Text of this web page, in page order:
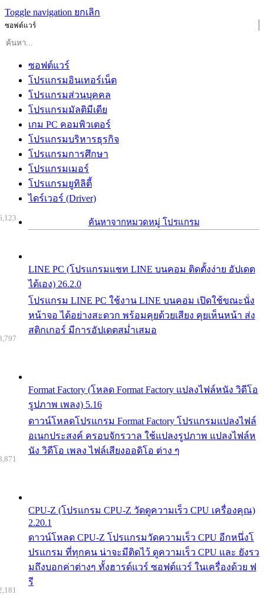
Toggle navigation ยกเลิก
ซอฟต์แวร์
ซอฟต์แวร์
โปรแกรมอินเทอร์เน็ต
โปรแกรมส่วนบุคคล
โปรแกรมมัลติมีเดีย
เกม PC คอมพิวเตอร์
โปรแกรมบริหารธุรกิจ
โปรแกรมการศึกษา
โปรแกรมเมอร์
โปรแกรมยูทิลิตี้
ไดร์เวอร์ (Driver)
ค้นหาจากหมวดหมู่ โปรแกรม
LINE PC (โปรแกรมแชท LINE บนคอม ติดตั้งง่าย อัปเดต
ได้เอง) 26.2.0
โปรแกรม LINE PC ใช้งาน LINE บนคอม เปิดใช้ขณะนั่ง
หน้าจอ ได้อย่างสะดวก พร้อมคุยด้วยเสียง คุยเห็นหน้า ส่ง
สติกเกอร์ มีการอัปเดตสม่ำเสมอ
Format Factory (โหลด Format Factory แปลงไฟล์หนัง วิดีโอ
รูปภาพ เพลง) 5.16
ดาวน์โหลดโปรแกรม Format Factory โปรแกรมแปลงไฟล์
อเนกประสงค์ ครอบจักรวาล ใช้แปลงรูปภาพ แปลงไฟล์ห
นัง วิดีโอ เพลง ไฟล์เสียงออดิโอ ต่าง ๆ
CPU-Z (โปรแกรม CPU-Z วัดดูความเร็ว CPU เครื่องคุณ)
2.20.1
ดาวน์โหลด CPU-Z โปรแกรมวัดความเร็ว CPU อีกหนึ่งโ
ปรแกรม ที่ทุกคน น่าจะมีติดไว้ ดูความเร็ว CPU และ ยังรว
มถึงบอกค่าต่างๆ ทั้งฮารด์แวร์ ซอฟต์แวร์ ในเครื่องด้วย ฟ
รี